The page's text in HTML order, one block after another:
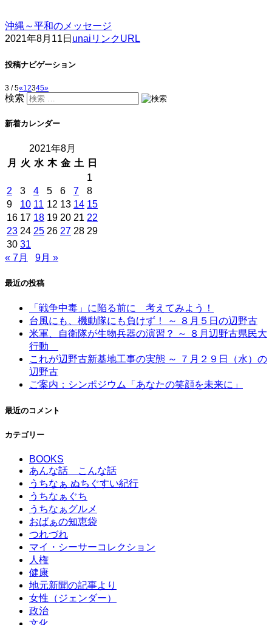
沖縄～平和のメッセージ
2021年8月11日 unai リンクURL
投稿ナビゲーション
3 / 5«1 2345»
検索
新着カレンダー
2021年8月
月
火 水 木 金 土
日
1
2
3 4 5 6 7
8
9
10 11 12 13 14 15
16 17 18 19 20 21 22
23 24 25 26 27 28 29
30 31
« 7月
9月 »
最近の投稿
「戦争中毒」に陥る前に 考えてみよう！
台風にも、機動隊にも負けず！ ～ ８月５日の辺野古
米軍、自衛隊が生物兵器の演習？ ～ ８月辺野古県民大
行動
これが辺野古新基地工事の実態 ～ ７月２９日（水）の
辺野古
ご案内：シンポジウム「あなたの笑顔を未来に」
最近のコメント
カテゴリー
BOOKS
あんな話 こんな話
うちなぁ ぬちぐすい紀行
うちなぁぐち
うちなぁグルメ
おばぁの知恵袋
つれづれ
マイ・シーサーコレクション
人権
健康
地元新聞の記事より
女性（ジェンダー）
政治